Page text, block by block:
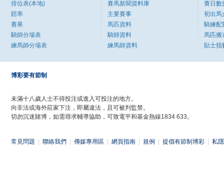
排位表(本地)
賠率
賽果
騎師分場表
練馬師分場表
賽馬新聞資料庫
主要賽事
馬匹資料
騎師資料
練馬師資料
賽日數
初出馬
騎練配
馬匹搬
貼士指
博彩要有節制
未滿十八歲人士不得投注或進入可投注的地方。
向非法或海外莊家下注，即屬違法，且可被判監禁。
切勿沉迷賭博，如需尋求輔導協助，可致電平和基金熱線1834 633。
常見問題 聯絡我們 傳媒專用區 網頁指南 規例 提倡有節制博彩 私